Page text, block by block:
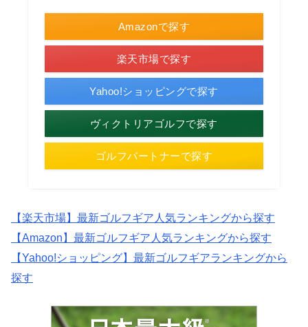
Amazonで探す
楽天市場で探す
Yahoo!ショッピングで探す
ヴィクトリアゴルフで探す
ゴルフパートナーで探す
【楽天市場】最新ゴルフギア人気ランキングから探す
【Amazon】最新ゴルフギア人気ランキングから探す
【Yahoo!ショッピング】最新ゴルフギアランキングから
探す